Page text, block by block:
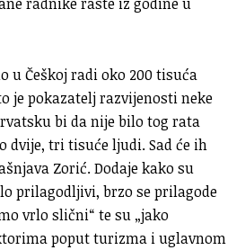
u Češkoj radi oko 200 tisuća
je pokazatelj razvijenosti neke
bi da nije bilo tog rata
dvije, tri tisuće ljudi. Sad će ih
Zorić. Dodaje kako su
prilagodljivi, brzo se prilagode
vrlo slični“ te su „jako
poput turizma i uglavnom